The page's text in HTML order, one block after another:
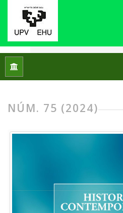
Inicio
NÚM. 75 (2024)